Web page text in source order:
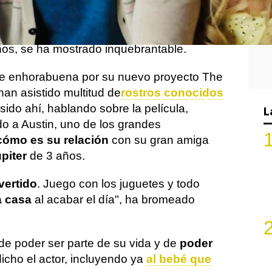
recuerdan con cariño La Fabulosa
saberlo, ahí se formó una amistad bonita
se ha mostrado inquebrantable.
enhorabuena por su nuevo proyecto The
asistido multitud derostros conocidos
ahí, hablando sobre la película,
a Austin, uno de los grandes
es su relación con su gran amiga
de 3 años.
. Juego con los juguetes y todo
casa al acabar el día", ha bromeado
poder ser parte de su vida y de poder
el actor, incluyendo ya al bebé que